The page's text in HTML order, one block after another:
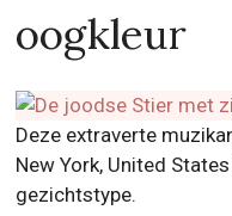
oogkleur
Deze extraverte
New York, United
gezichtstype.